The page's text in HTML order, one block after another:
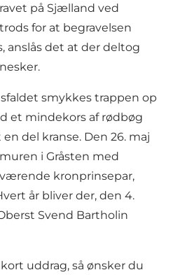
på Sjælland ved
for at begravelsen
anslås det at der deltog
smykkes trappen op
et mindekors af rødbøg
del kranse. Den 26. maj
i Gråsten med
kronprinsepar,
år bliver der, den 4.
Svend Bartholin
uddrag, så ønsker du